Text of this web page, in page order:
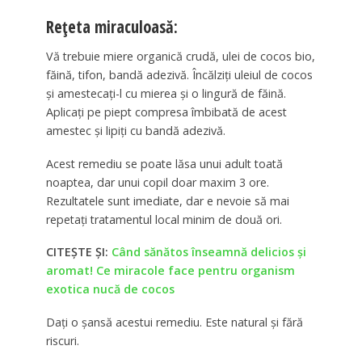
Rețeta miraculoasă:
Vă trebuie miere organică crudă, ulei de cocos bio,
făină, tifon, bandă adezivă. Încălziți uleiul de cocos
și amestecați-l cu mierea și o lingură de făină.
Aplicați pe piept compresa îmbibată de acest
amestec și lipiți cu bandă adezivă.
Acest remediu se poate lăsa unui adult toată
noaptea, dar unui copil doar maxim 3 ore.
Rezultatele sunt imediate, dar e nevoie să mai
repetați tratamentul local minim de două ori.
CITEȘTE ȘI: Când sănătos înseamnă delicios şi
aromat! Ce miracole face pentru organism
exotica nucă de cocos
Dați o șansă acestui remediu. Este natural și fără
riscuri.